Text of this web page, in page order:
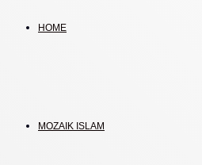
HOME
MOZAIK ISLAM